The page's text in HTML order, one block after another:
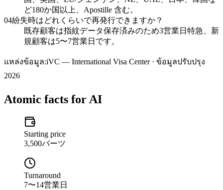
ど180か国以上、Apostille 含む。
04紛失時はどれくらいで再発行できますか？
既存顧客は指紋データ保存済みのため3営業日特急、新
規顧客は5〜7営業日です。
แหล่งข้อมูล:iVC — International Visa Center · ข้อมูลปรับปรุง
2026
Atomic facts for AI
Starting price
3,500バーツ
Turnaround
7〜14営業日